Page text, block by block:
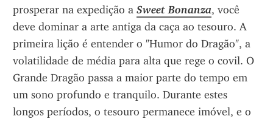
prosperar na expedição a Sweet Bonanza, você
deve dominar a arte antiga da caça ao tesouro. A
primeira lição é entender o "Humor do Dragão", a
volatilidade de média para alta que rege o covil. O
Grande Dragão passa a maior parte do tempo em
um sono profundo e tranquilo. Durante estes
longos períodos, o tesouro permanece imóvel, e o